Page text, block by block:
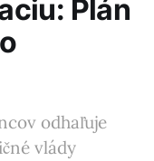
Plán
odhaľuje
vlády